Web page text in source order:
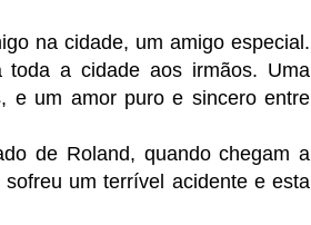
na cidade, um amigo especial.
toda a cidade aos irmãos. Uma
e um amor puro e sincero entre
de Roland, quando chegam a
um terrível acidente e esta